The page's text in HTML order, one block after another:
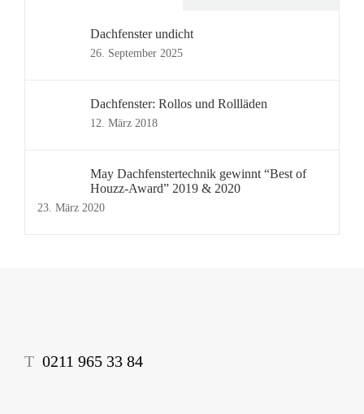
Dachfenster undicht
26. September 2025
Dachfenster: Rollos und Rollläden
12. März 2018
May Dachfenstertechnik gewinnt “Best of
Houzz-Award” 2019 & 2020
23. März 2020
T 0211 965 33 84